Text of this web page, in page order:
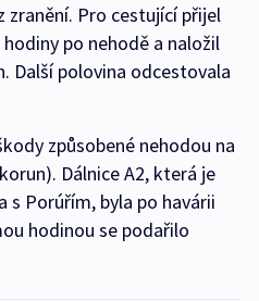
zranění. Pro cestující přijel
po nehodě a naložil
Další polovina odcestovala
způsobené nehodou na
Dálnice A2, která je
s Porúřím, byla po havárii
hodinou se podařilo